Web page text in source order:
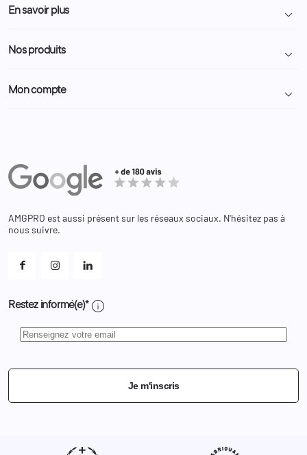
Livraison et retour colis
Demande de devis
Nous contacter
En savoir plus 
Programme Fidélité
Administration
Nos produits 
Police Municipale | ASVP
Equipements
Bagagerie
Mon compte 
Adresses
Bons de réduction
Et les cookies ?
AMGPRO est aussi présent sur les réseaux sociaux. N'hésitez pas à
nous suivre.
Restez informé(e)* info
Je m'inscris